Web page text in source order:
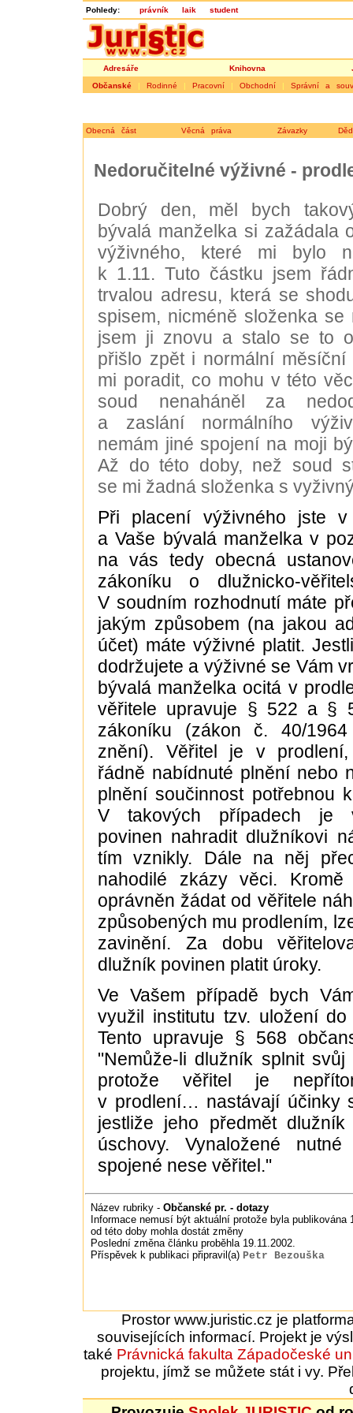
Pohledy: právník laik student
Adresáře Knihovna
Občanské | Rodinné | Pracovní | Obchodní | Správní a
Obecná část Věcná práva Závazky
Nedoručitelné výživné -
Dobrý den, měl bych
bývalá manželka si zažádala
výživného, které mi bylo
k 1.11. Tuto částku jsem
trvalou adresu, která se
spisem, nicméně složenka se
jsem ji znovu a stalo se to
přišlo zpět i normální měsíční
mi poradit, co mohu v této
soud nenaháněl za
a zaslání normálního
nemám jiné spojení na moji
Až do této doby, než soud
se mi žadná složenka s
Při placení výživného jste
a Vaše bývalá manželka v
na vás tedy obecná
zákoníku o dlužnicko-
V soudním rozhodnutí máte
jakým způsobem (na jakou
účet) máte výživné platit.
dodržujete a výživné se Vám
bývalá manželka ocitá v
věřitele upravuje § 522 a §
zákoníku (zákon č. 40/
znění). Věřitel je v
řádně nabídnuté plnění nebo
plnění součinnost potřebnou
V takových případech je
povinen nahradit dlužníkovi
tím vznikly. Dále na něj
nahodilé zkázy věci.
oprávněn žádat od věřitele
způsobených mu prodlením,
zavinění. Za dobu
dlužník povinen platit úroky.
Ve Vašem případě bych
využil institutu tzv. uložení
Tento upravuje § 568
"Nemůže-li dlužník splnit svůj
protože věřitel je
v prodlení… nastávají účinky
jestliže jeho předmět
úschovy. Vynaložené
spojené nese věřitel."
Název rubriky - Občanské pr. - dotazy
Informace nemusí být aktuální protože byla publikována
od této doby mohla dostát změny
Poslední změna článku proběhla 19.11.2002.
Příspěvek k publikaci připravil(a) Petr Bezouška
Prostor www.juristic.cz je
souvisejících informací. Projekt je
také Právnická fakulta Západočeské
projektu, jímž se můžete stát i vy.